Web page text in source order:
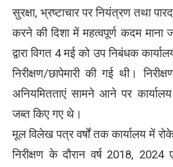
सुरक्षा, भ्रष्टाचार पर नियंत्रण तथा
करने की दिशा में महत्वपूर्ण कदम माना
द्वारा विगत 4 मई को उप निबंधक
निरीक्षण/छापेमारी की गई थी।
अनियमितताएं सामने आने पर
जब्त किए गए थे।
मूल विलेख पत्र वर्षों तक कार्यालय में
निरीक्षण के दौरान वर्ष 2018,